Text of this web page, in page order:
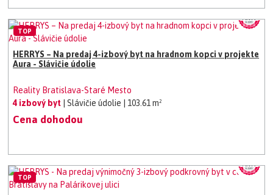
HERRYS – Na predaj 4-izbový byt na hradnom kopci v projekte
Aura - Slávičie údolie
Reality Bratislava-Staré Mesto
4 izbový byt | Slávičie údolie | 103.61 m²
Cena dohodou
TOP
TOP